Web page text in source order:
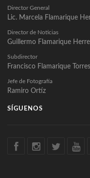
Director General
Lic. Marcela Flamarique
Director de Noticias
Guillermo Flamarique
Subdirector
Francisco Flamarique Torres
Jefe de Fotografía
Ramiro Ortíz
SÍGUENOS